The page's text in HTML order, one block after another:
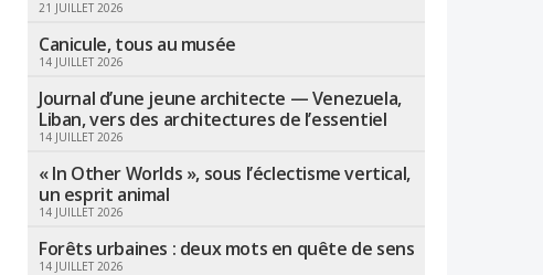
21 JUILLET 2026
Canicule, tous au musée
14 JUILLET 2026
Journal d’une jeune architecte — Venezuela,
Liban, vers des architectures de l’essentiel
14 JUILLET 2026
« In Other Worlds », sous l’éclectisme vertical,
un esprit animal
14 JUILLET 2026
Forêts urbaines : deux mots en quête de sens
14 JUILLET 2026